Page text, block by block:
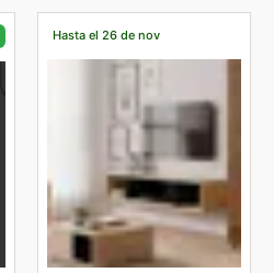
Hasta el 26 de nov